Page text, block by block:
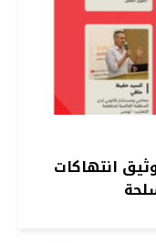
انتهاكات